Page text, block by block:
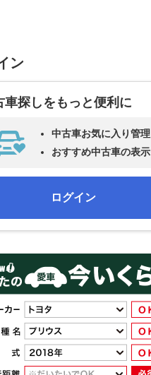
ン
車探しをもっと便利に
中古車お気に入り管理
おすすめ中古車の表示
ログイン